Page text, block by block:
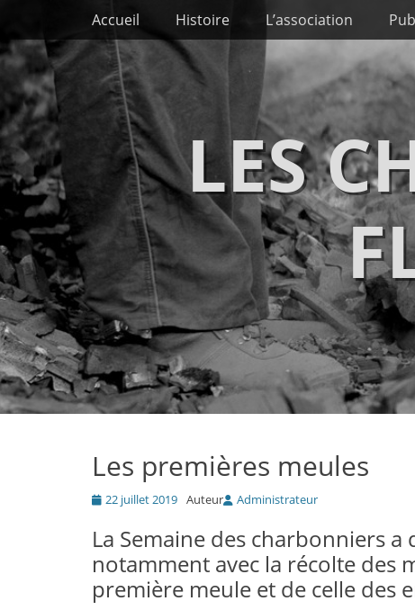
Passer
contenu
Premier menu
Accueil Histoire L’association
LES
Les premières meules
Posté22 juillet 2019 Auteur Administrateur
La Semaine des charbonniers
notamment avec la récolte des
première meule et de celle des